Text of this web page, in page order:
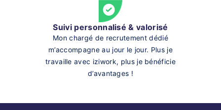
Suivi personnalisé & valorisé
Mon chargé de recrutement dédié
m’accompagne au jour le jour. Plus je
travaille avec iziwork, plus je bénéficie
d’avantages !